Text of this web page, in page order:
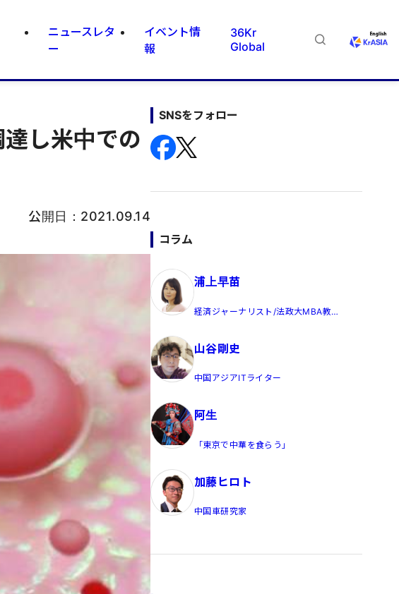
ニュースレタ
ー
イベント情
報
36Kr
Global
し米中での
公開日： 2021.09.14
SNSをフォロー
コラム
浦上早苗
経済ジャーナリスト/法政大MBA教
山谷剛史
中国アジアITライター
阿生
「東京で中華を食らう」
加藤ヒロト
中国車研究家